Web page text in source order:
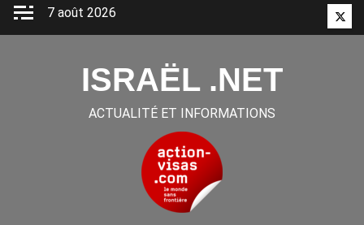
Aller
7 août 2026
ISRAËL .NET
ACTUALITÉ ET INFORMATIONS